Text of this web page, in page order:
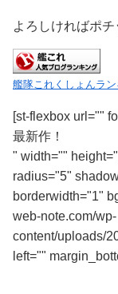
よろしければポチ
艦隊これくしょんラ
[st-flexbox url=""
最新作！
" width=""
radius="5"
borderwidth="1"
web-note.com/wp-
content/uploads/
left=""